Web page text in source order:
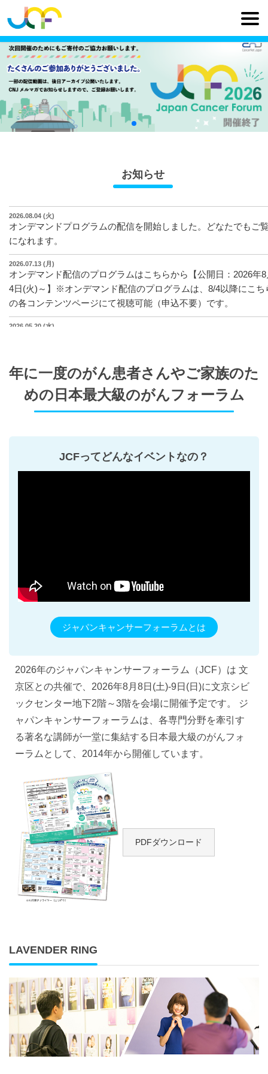
お知らせ
2026.08.04 (火)
オンデマンドプログラムの配信を開始しました。どなたでもご
になれます。
2026.07.13 (月)
オンデマンド配信のプログラムはこちらから【公開日：2026年8
4日(火)～】※オンデマンド配信のプログラムは、8/4以降にこち
の各コンテンツページにて視聴可能（申込不要）です。
2026.05.20 (水)
2026.04.28 (火)
す！
ブース出展団体募集中！（締切4/20）
年に一度のがん患者さんやご家族のた
めの日本最大級のがんフォーラム
JCFってどんなイベントなの？
ジャパンキャンサーフォーラムとは
2026年のジャパンキャンサーフォーラム（JCF）は 文
京区との共催で、2026年8月8日(土)-9日(日)に文京シビ
ックセンター地下2階～3階を会場に開催予定です。 ジ
ャパンキャンサーフォーラムは、各専門分野を牽引す
る著名な講師が一堂に集結する日本最大級のがんフォ
ーラムとして、2014年から開催しています。
PDFダウンロード
LAVENDER RING